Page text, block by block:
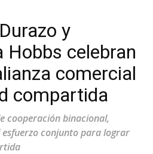
y
Hobbs celebran
comercial
compartida
cooperación binacional,
conjunto para lograr